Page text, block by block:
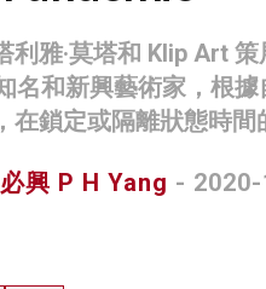
利雅·莫塔和 Klip Art
名和新興藝術家，根
在鎖定或隔離狀態時間
興 P H Yang -